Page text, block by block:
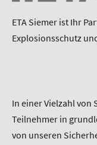
ETA Siemer ist Ihr
Explosionsschutz
In einer Vielzahl von
Teilnehmer in
von unseren